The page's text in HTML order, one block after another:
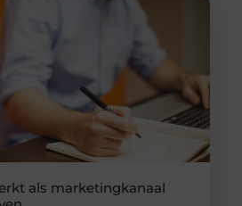
als marketingkanaal